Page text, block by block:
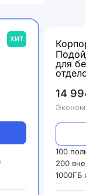
ХИТ
для
14
100
200
1000ГБ